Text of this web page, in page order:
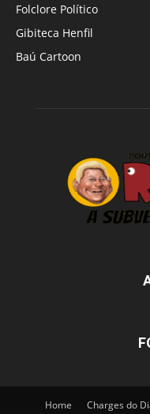
Folclore Político
Gibiteca Henfil
Baú Cartoon
Home Charges do